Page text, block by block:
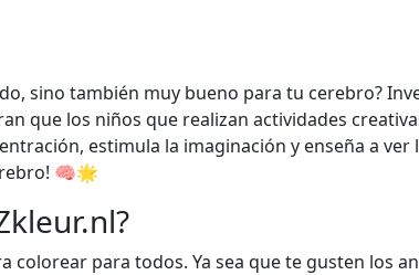
sino también muy bueno para tu cerebro?
que los niños que realizan actividades
estimula la imaginación y enseña a
🧠🌟
colorear para todos. Ya sea que te gusten los